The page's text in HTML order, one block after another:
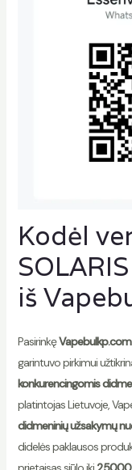
Kodėl
iš
PasirinkęVapebulkp.com
garintuvo pirkimui
konkurencingomis
platintojas Lietuvoje,
didmeninių užsakymų
didelės paklausos